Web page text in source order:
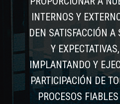
INTERNOS Y
DEN SATISFACCIÓN A
Y
IMPLANTANDO Y
PARTICIPACIÓN DE
PROCESOS